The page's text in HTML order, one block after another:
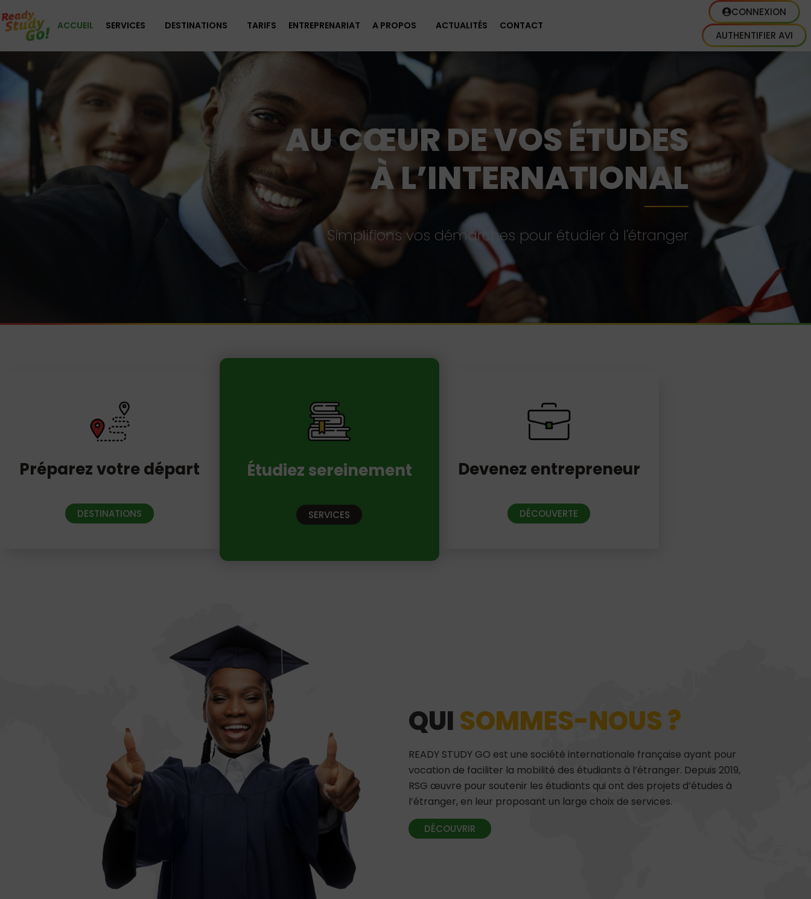
ACCUEIL SERVICES DESTINATIONS TARIFS ENTREPRENARIAT A PROPOS ACTUALITÉS CONTACT
CONNEXION
AUTHENTIFIER AVI
AU CŒUR DE VOS ÉTUDES
À L’INTERNATIONAL
Simplifions vos démarches pour étudier à l'étranger
Préparez votre départ
DESTINATIONS
Étudiez sereinement
SERVICES
Devenez entrepreneur
DÉCOUVERTE
QUI SOMMES-NOUS ?
READY STUDY GO est une société internationale française ayant pour
vocation de faciliter la mobilité des étudiants à l’étranger. Depuis 2019,
RSG œuvre pour soutenir les étudiants qui ont des projets d’études à
l’étranger, en leur proposant un large choix de services.
DÉCOUVRIR